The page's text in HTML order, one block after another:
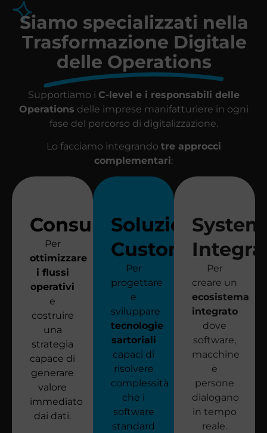
Siamo specializzati nella
Trasformazione Digitale
delle Operations
Supportiamo i C-level e i responsabili delle
Operations delle imprese manifatturiere in ogni
fase del percorso di digitalizzazione.
Lo facciamo integrando tre approcci
complementari:
Consulenza
Per
ottimizzare
i flussi
operativi
e
costruire
una
strategia
capace di
generare
valore
immediato
dai dati.
Soluzioni
Custom
Per
progettare
e
sviluppare
tecnologie
sartoriali
capaci di
risolvere
complessità
che i
software
standard
System
Per
creare un
ecosistema
integrato
dove
software,
macchine
e
persone
dialogano
in tempo
reale.